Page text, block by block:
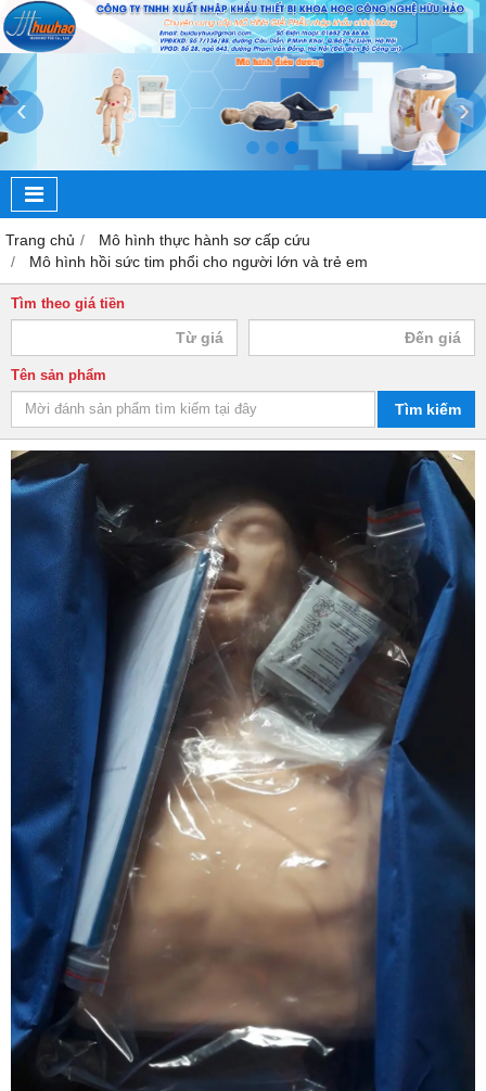
‹ ›
Trang chủ
Mô hình thực hành sơ cấp cứu
Mô hình hồi sức tim phổi cho người lớn và trẻ em
Tìm theo giá tiền
Tên sản phẩm
Tìm kiếm